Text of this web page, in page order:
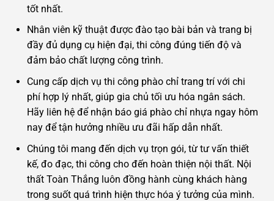
tốt nhất.
Nhân viên kỹ thuật được đào tạo bài bản và trang bị
đầy đủ dụng cụ hiện đại, thi công đúng tiến độ và
đảm bảo chất lượng công trình.
Cung cấp dịch vụ thi công phào chỉ trang trí với chi
phí hợp lý nhất, giúp gia chủ tối ưu hóa ngân sách.
Hãy liên hệ để nhận báo giá phào chỉ nhựa ngay hôm
nay để tận hưởng nhiều ưu đãi hấp dẫn nhất.
Chúng tôi mang đến dịch vụ trọn gói, từ tư vấn thiết
kế, đo đạc, thi công cho đến hoàn thiện nội thất. Nội
thất Toàn Thắng luôn đồng hành cùng khách hàng
trong suốt quá trình hiện thực hóa ý tưởng của mình.